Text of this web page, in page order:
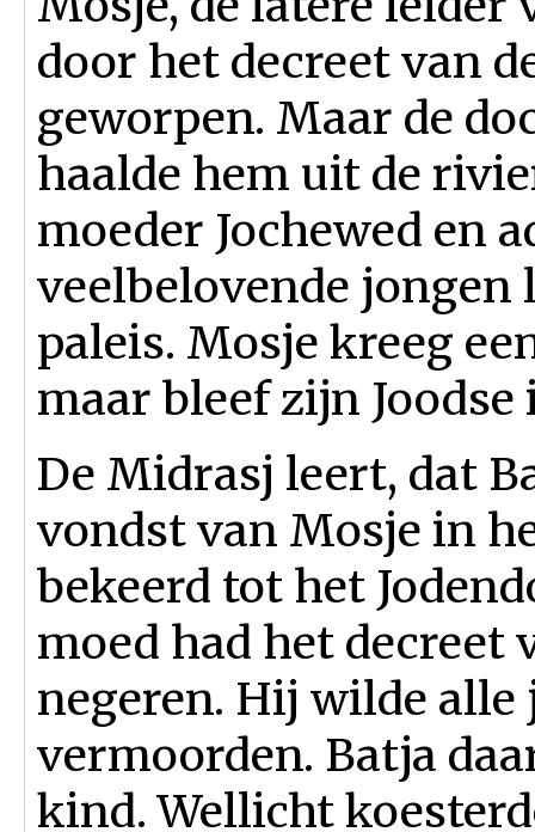
door het decreet van
geworpen. Maar de
haalde hem uit de
moeder Jochewed en
veelbelovende
paleis. Mosje kreeg
maar bleef zijn
De Midrasj leert, dat
vondst van Mosje in
bekeerd tot het
moed had het decreet
negeren. Hij wilde
vermoorden. Batja
kind. Wellicht